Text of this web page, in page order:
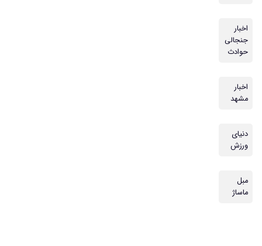
اخبار
جنجالی
حوادث
اخبار
مشهد
دنیای
ورزش
مبل
ماساژ